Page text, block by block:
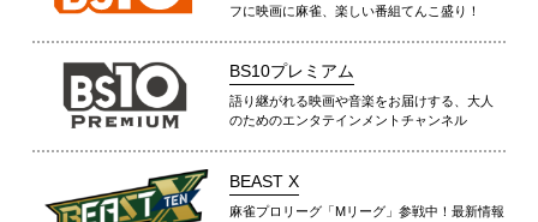
フに映画に麻雀、楽しい番組てんこ盛り！
BS10プレミアム
語り継がれる映画や音楽をお届けする、大人
のためのエンタテインメントチャンネル
BEAST X
麻雀プロリーグ「Mリーグ」参戦中！最新情報